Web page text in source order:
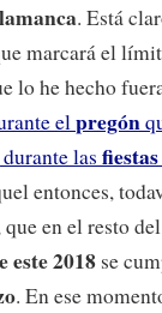
. Está
marcará el
lo he hecho
elpregón
durante las
entonces,
que en el resto
este 2018 se
. En ese